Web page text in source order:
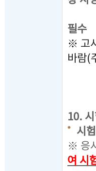
필수
※ 고
바람(
10.
시
※ 응
여 시